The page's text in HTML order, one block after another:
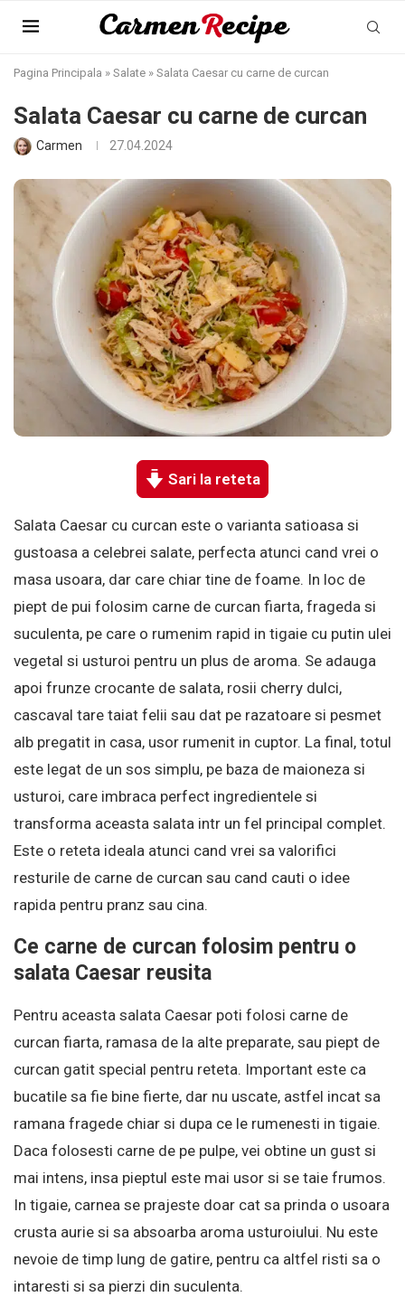
Pagina Principala » Salate » Salata Caesar cu carne de curcan
Salata Caesar cu carne de curcan
Carmen 27.04.2024
Sari la reteta
Salata Caesar cu curcan este o varianta satioasa si
gustoasa a celebrei salate, perfecta atunci cand vrei o
masa usoara, dar care chiar tine de foame. In loc de
piept de pui folosim carne de curcan fiarta, frageda si
suculenta, pe care o rumenim rapid in tigaie cu putin ulei
vegetal si usturoi pentru un plus de aroma. Se adauga
apoi frunze crocante de salata, rosii cherry dulci,
cascaval tare taiat felii sau dat pe razatoare si pesmet
alb pregatit in casa, usor rumenit in cuptor. La final, totul
este legat de un sos simplu, pe baza de maioneza si
usturoi, care imbraca perfect ingredientele si
transforma aceasta salata intr un fel principal complet.
Este o reteta ideala atunci cand vrei sa valorifici
resturile de carne de curcan sau cand cauti o idee
rapida pentru pranz sau cina.
Ce carne de curcan folosim pentru o
salata Caesar reusita
Pentru aceasta salata Caesar poti folosi carne de
curcan fiarta, ramasa de la alte preparate, sau piept de
curcan gatit special pentru reteta. Important este ca
bucatile sa fie bine fierte, dar nu uscate, astfel incat sa
ramana fragede chiar si dupa ce le rumenesti in tigaie.
Daca folosesti carne de pe pulpe, vei obtine un gust si
mai intens, insa pieptul este mai usor si se taie frumos.
In tigaie, carnea se prajeste doar cat sa prinda o usoara
crusta aurie si sa absoarba aroma usturoiului. Nu este
nevoie de timp lung de gatire, pentru ca altfel risti sa o
intaresti si sa pierzi din suculenta.